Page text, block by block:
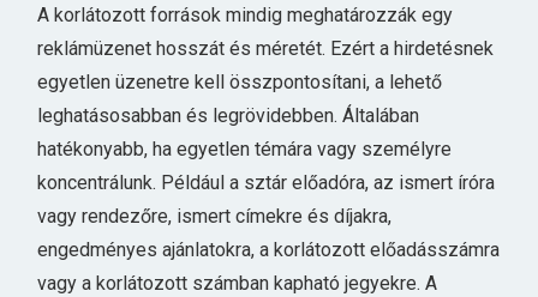
A korlátozott források mindig meghatározzák egy
reklámüzenet hosszát és méretét. Ezért a hirdetésnek
egyetlen üzenetre kell összpontosítani, a lehető
leghatásosabban és legrövidebben. Általában
hatékonyabb, ha egyetlen témára vagy személyre
koncentrálunk. Például a sztár előadóra, az ismert íróra
vagy rendezőre, ismert címekre és díjakra,
engedményes ajánlatokra, a korlátozott előadásszámra
vagy a korlátozott számban kapható jegyekre. A